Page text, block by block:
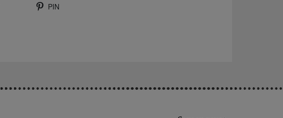
PIN